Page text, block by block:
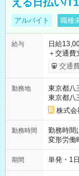
える日払い/T1
アルバイト 職種
給与
日給
＋交通費支給 ★交通費全額支給！ ┗案件に
いOK！
ンビニ
交通
勤務地
東京都八
東京都八
株式会
勤務時間
勤務時間
変形労働時間
～21：00
期間 単発・1